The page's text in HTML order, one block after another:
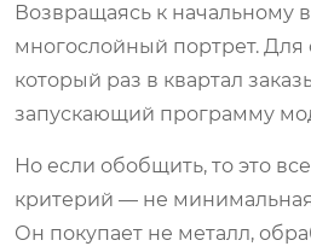
Возвращаясь к начальному
многослойный портрет.
который раз в квартал
запускающий программу
Но если обобщить, то это
критерий — не минимальная
Он покупает не металл,